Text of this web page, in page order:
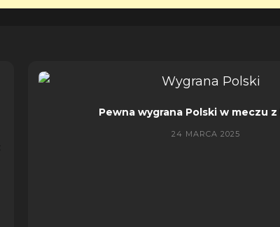
Pewna wygrana Polski w meczu z
24 MARCA 2025